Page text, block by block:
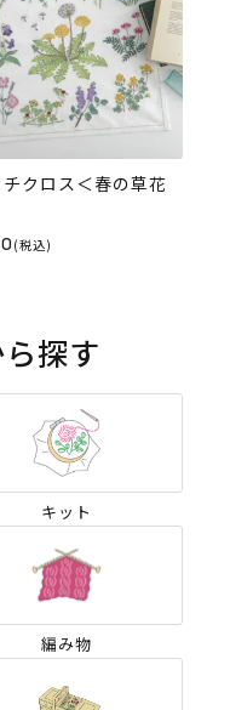
クロス＜春の草花
(税込)
探す
キット
編み物